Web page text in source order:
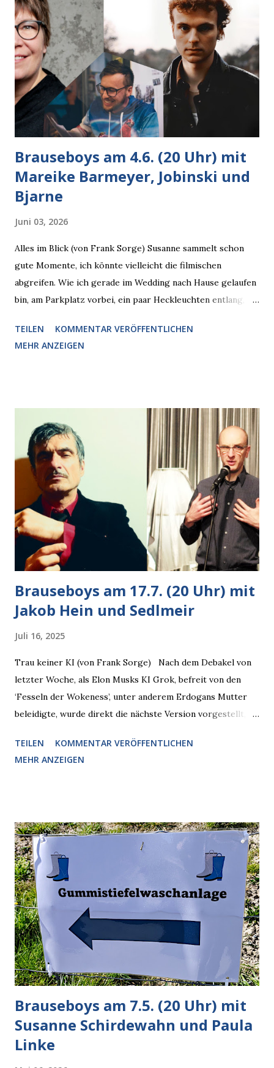
Brauseboys am 4.6. (20 Uhr) mit
Mareike Barmeyer, Jobinski und
Bjarne
Juni 03, 2026
Alles im Blick (von Frank Sorge) Susanne sammelt schon
gute Momente, ich könnte vielleicht die filmischen
abgreifen. Wie ich gerade im Wedding nach Hause gelaufen
bin, am Parkplatz vorbei, ein paar Heckleuchten entlang, als
den Blick kam, mit verlockend frisch leuchtenden
Pizzastücken. Von links pirschte sich eine Krähe an das
Krähe und ihn an, er die Krähe und mich, wir lächelten
gleichzeitig amüsiert. “Vorsicht!”, sagte ich zu ihm, “im
Wedding muss man immer aufpassen!” “Mach ich!”,
bestätigte der freundliche Nachbar, "Hab alles im Blick!”
Wir fixierten die ertappte Krähe, die sich zurückzog.
Heute ging sie leer aus, Abspann, Ende. Die Brauseboys am
Donnerstag, 4.6. (20 Uhr) Mit Mareike Barmeyer , Jobinski
und Bjarne Haus der Sinne (Ystader St...
TEILEN
KOMMENTAR VERÖFFENTLICHEN
MEHR ANZEIGEN
Brauseboys am 17.7. (20 Uhr) mit
Jakob Hein und Sedlmeir
Juli 16, 2025
Trau keiner KI (von Frank Sorge) Nach dem Debakel von
letzter Woche, als Elon Musks KI Grok, befreit von den
‘Fesseln der Wokeness’, unter anderem Erdogans Mutter
beleidigte, wurde direkt die nächste Version vorgestellt,
radikalisierte, weil sie ohnehin kurz vor dem Austausch
stand. Das ist sogar recht logisch, aber nicht, um den
unauffälliger machen muss, damit die KI rechtslastig
argumentiert. So wird jetzt berichtet, dass der neue Grok
bei diversen Anfragen zu kontroversen Themen auf dem
Weg zu einer Antwort erst einmal Elons eigene Sicht der
Dinge auf Twitter abfragen und entscheidend relevant
verarbeiten muss. Das ist lächerlich und gefährlich
zugleich. Denn eine Information fehlt noch, Grok soll
künftig in den US-amerikanischen Behörden mitarbeiten,
zuvord...
TEILEN
KOMMENTAR VERÖFFENTLICHEN
MEHR ANZEIGEN
Brauseboys am 7.5. (20 Uhr) mit
Susanne Schirdewahn und Paula
Linke